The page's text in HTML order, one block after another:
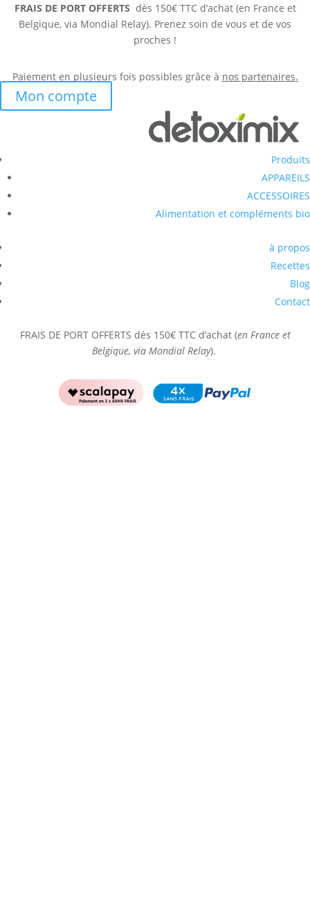
FRAIS DE PORT OFFERTS dès 150€ TTC d’achat (en France et
Belgique, via Mondial Relay). Prenez soin de vous et de vos
proches !
Paiement en plusieurs fois possibles grâce à nos partenaires.
Mon compte
Produits
APPAREILS
ACCESSOIRES
Alimentation et compléments bio
à propos
Recettes
Blog
Contact
FRAIS DE PORT OFFERTS dès 150€ TTC d’achat (en France et
Belgique, via Mondial Relay).